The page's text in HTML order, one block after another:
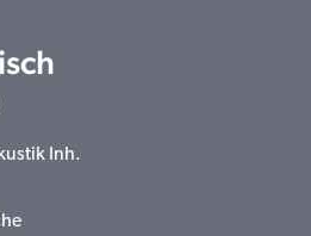
Inh.